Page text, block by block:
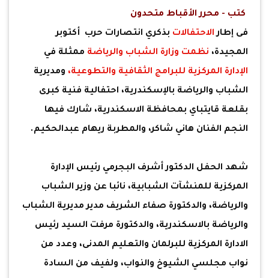
كتب - محرر الأقباط متحدون
فى إطارالاحتفالات بذكري انتصارات حرب أكتوبر
المجيدة، نظمت وزارة الشباب والرياضة ممثلة في
الإدارة المركزية للبرامج الثقافية والتطوعية، ومديرية
الشباب والرياضة بالإسكندرية، احتفالية فنية كبرى
بقلعة قايتباي بمحافظة الاسكندرية، شارك فيها
النجم الفنان هاني شاكر، والمطربة ريهام عبدالحكيم.
شهد الحفل الدكتور أشرف البجرمي رئيس الإدارة
المركزية للمنشآت الشبابية، نائبا عن وزير الشباب
والرياضة، والدكتورة صفاء الشريف مدير مديرية الشباب
والرياضة بالاسكندرية، والدكتورة مرفت السيد رئيس
الادارة المركزية للبرلمان والتعليم المدنى، وعدد من
نواب مجلسي الشيوخ والنواب، ولفيف من السادة